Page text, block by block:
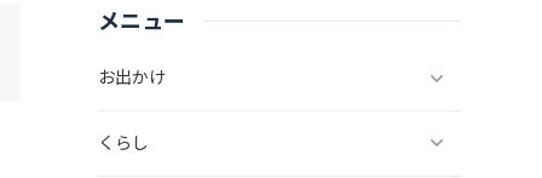
メニュー
お出かけ
くらし